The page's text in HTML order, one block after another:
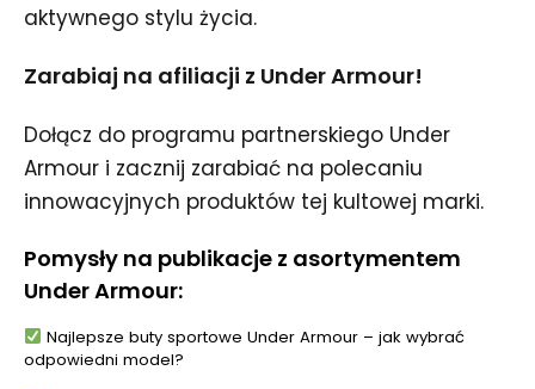
aktywnego stylu życia.
Zarabiaj na afiliacji z Under Armour!
Dołącz do programu partnerskiego Under
Armour i zacznij zarabiać na polecaniu
innowacyjnych produktów tej kultowej marki.
Pomysły na publikacje z asortymentem
Under Armour:
Najlepsze buty sportowe Under Armour – jak wybrać
odpowiedni model?